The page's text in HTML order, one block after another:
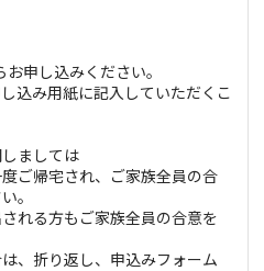
申し込みください。
込み用紙に記入していただくこ
ましては
ご帰宅され、ご家族全員の合
。
れる方もご家族全員の合意を
、折り返し、申込みフォーム